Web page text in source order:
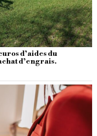
d’aides du
d’engrais.